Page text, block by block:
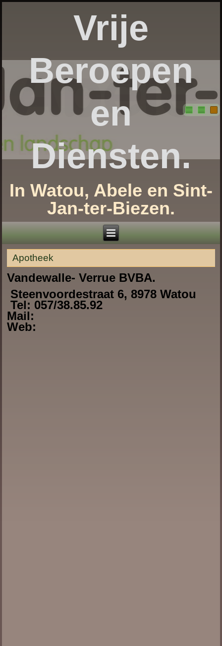
Vrije
Beroepen
en
Diensten.
In Watou, Abele en Sint-
Jan-ter-Biezen.
Apotheek
Vandewalle- Verrue BVBA.
Steenvoordestraat 6, 8978 Watou
Tel: 057/38.85.92
Mail:
Web: